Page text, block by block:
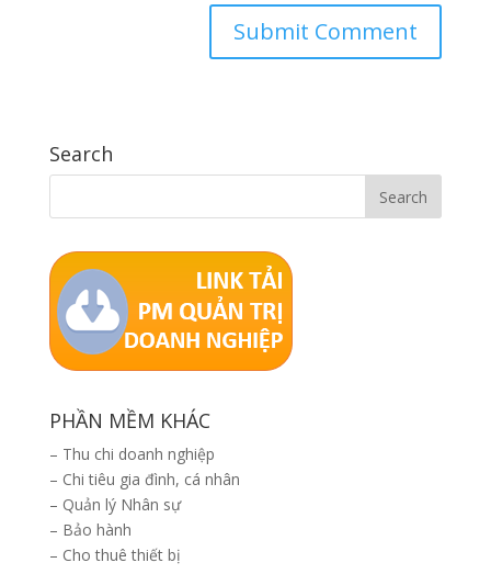
Search
PHẦN MỀM KHÁC
– Thu chi doanh nghiệp
– Chi tiêu gia đình, cá nhân
– Quản lý Nhân sự
– Bảo hành
– Cho thuê thiết bị